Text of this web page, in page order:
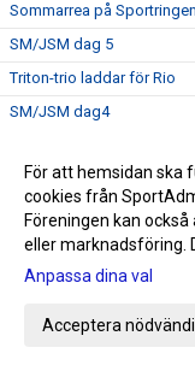
Sommarrea på Sportringen
SM/JSM dag 5
Triton-trio laddar för Rio
SM/JSM dag4
SM/JSM dag 2
SM/JSM dag 1
Han är Staffanstorps nya
Avslutning level 1 och 2
Sum Sim i Linköping - dag
För att hemsidan ska
cookies från
Föreningen kan
eller marknadsföring.
Anpassa dina val
Acceptera